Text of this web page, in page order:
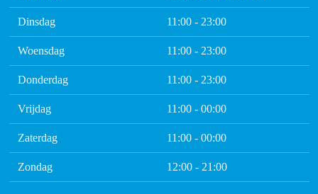
Dinsdag 11:00 - 23:00
Woensdag 11:00 - 23:00
Donderdag 11:00 - 23:00
Vrijdag 11:00 - 00:00
Zaterdag 11:00 - 00:00
Zondag 12:00 - 21:00